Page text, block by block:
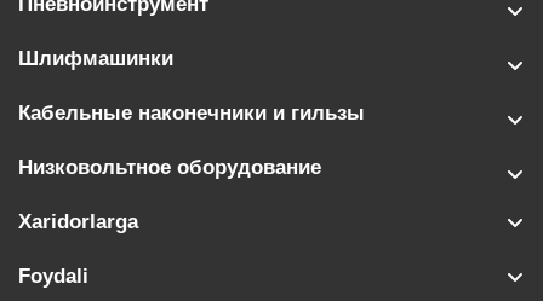
Шлифмашинки
Кабельные наконечники и гильзы
Низковольтное оборудование
Xaridorlarga
Foydali